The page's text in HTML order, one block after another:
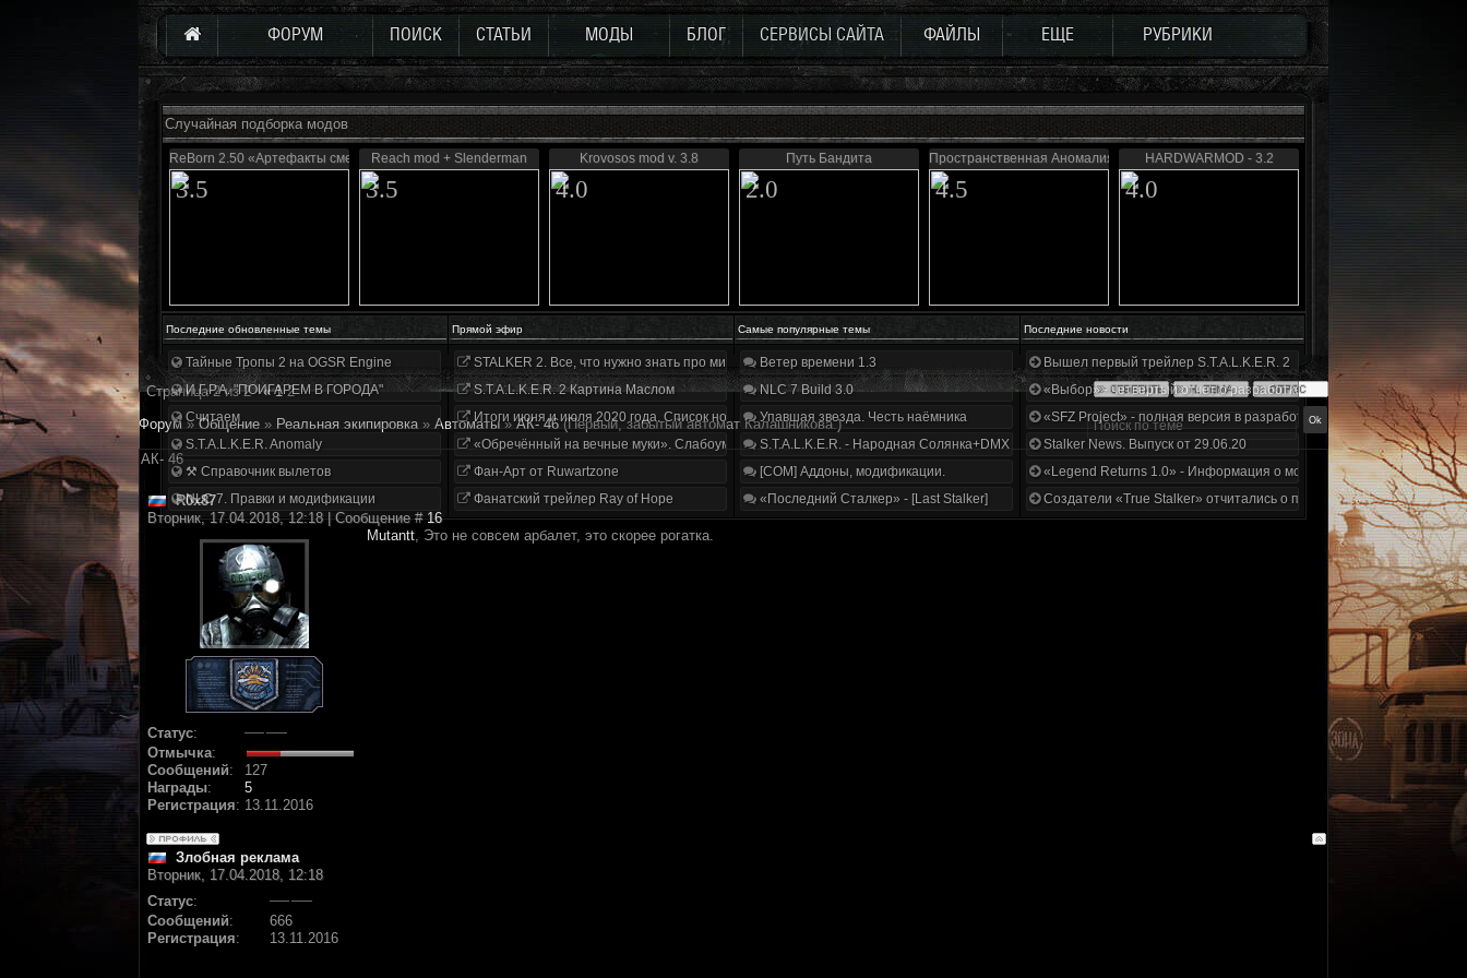
ФОРУМ ПОИСК СТАТЬИ МОДЫ БЛОГ СЕРВИСЫ САЙТА ФАЙЛЫ ЕЩЕ РУБРИКИ
Случайная подборка модов
ReBorn 2.50 «Артефакты смерти»
3.5
Reach mod + Slenderman
3.5
Krovosos mod v. 3.8
4.0
Путь Бандита
2.0
Пространственная Аномалия 4.1
4.5
HARDWARMOD - 3.2
4.0
Последние обновленные темы Прямой эфир Самые популярные темы Последние новости
Тайные Тропы 2 на OGSR Engine
И.Г.Р.А. "ПОИГАРЕМ В ГОРОДА"
Считаем
S.T.A.L.K.E.R. Anomaly
⚒ Справочник вылетов
NLC 7. Правки и модификации
STALKER 2. Все, что нужно знать про мир, геймплей и сюжет | Разбор трейлера
S.T.A.L.K.E.R. 2 Картина Маслом
Итоги июня и июля 2020 года. Список нововведений
«Обречённый на вечные муки». Слабоумие и отвага
Фан-Арт от Ruwartzone
Фанатский трейлер Ray of Hope
Ветер времени 1.3
NLC 7 Build 3.0
Упавшая звезда. Честь наёмника
S.T.A.L.K.E.R. - Народная Солянка+DMX 1.3.5.ООП.МА.К.
[COM] Аддоны, модификации.
«Последний Сталкер» - [Last Stalker]
Вышел первый трейлер S.T.A.L.K.E.R. 2
«Выбор» - четвертый отчет о разработке!
«SFZ Project» - полная версия в разработке!
Stalker News. Выпуск от 29.06.20
«Legend Returns 1.0» - Информация о моде за июнь 2020
Создатели «True Stalker» отчитались о проделанной работе
Страница2из2 « 1 2
Форум » Общение » Реальная экипировка » Автоматы » АК- 46 (Первый, забытый автомат Калашникова.)
АК- 46
R0x87
Вторник, 17.04.2018, 12:18 | Сообщение #16
Статус:
Отмычка:
Сообщений:
127
Награды:
5
Регистрация: 13.11.2016
Mutantt, Это не совсем арбалет, это скорее рогатка.
Злобная реклама
Вторник, 17.04.2018, 12:18
Статус:
Сообщений:
666
Регистрация: 13.11.2016